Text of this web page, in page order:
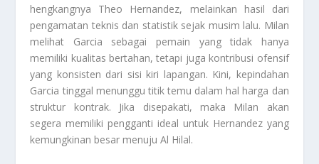
hengkangnya Theo Hernandez, melainkan hasil dari
pengamatan teknis dan statistik sejak musim lalu. Milan
melihat Garcia sebagai pemain yang tidak hanya
memiliki kualitas bertahan, tetapi juga kontribusi ofensif
yang konsisten dari sisi kiri lapangan. Kini, kepindahan
Garcia tinggal menunggu titik temu dalam hal harga dan
struktur kontrak. Jika disepakati, maka Milan akan
segera memiliki pengganti ideal untuk Hernandez yang
kemungkinan besar menuju Al Hilal.